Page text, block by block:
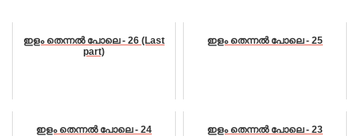
ഇളം തെന്നൽ പോലെ - 26 (Last
part)
ഇളം തെന്നൽ പോലെ - 25
ഇളം തെന്നൽ പോലെ - 24 ഇളം തെന്നൽ പോലെ - 23